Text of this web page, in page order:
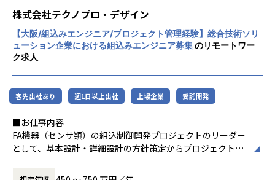
｜フォロー体制
プロダクトマネージャーとエンジニアリングマネージャーで
OJT体制でフォロー
・プロダクトマネージャー
■本ポジションの魅力（得られる経験・スキル）
基盤（アセット）を活かしながら、
程プロジェクトの増加といった世の中で技術
者集団として価値提供を行うために、エンジ
ニアが生涯活躍できる環境を考え事業運営を
行っています。
株式会社テクノプロ・デザイン
【大阪/組込みエンジニア/プロジェクト管理経験】総合技術ソリ
ューション企業における組込みエンジニア募集のリモートワー
ク求人
客先出社あり 週1日以上出社 上場企業 受託開発
■お仕事内容
FA機器（センサ類）の組込制御開発プロジェクトのリーダー
として、基本設計・詳細設計の方針策定からプロジェクト管